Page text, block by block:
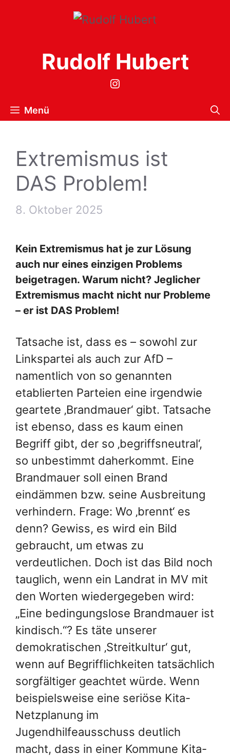
Rudolf Hubert
Instagram
Menü
Extremismus ist
DAS Problem!
8. Oktober 2025
Kein Extremismus hat je zur Lösung
auch nur eines einzigen Problems
beigetragen. Warum nicht? Jeglicher
Extremismus macht nicht nur Probleme
– er ist DAS Problem!
Tatsache ist, dass es – sowohl zur
Linkspartei als auch zur AfD –
namentlich von so genannten
etablierten Parteien eine irgendwie
geartete ‚Brandmauer‘ gibt. Tatsache
ist ebenso, dass es kaum einen
Begriff gibt, der so ‚begriffsneutral‘,
so unbestimmt daherkommt. Eine
Brandmauer soll einen Brand
eindämmen bzw. seine Ausbreitung
verhindern. Frage: Wo ‚brennt‘ es
denn? Gewiss, es wird ein Bild
gebraucht, um etwas zu
verdeutlichen. Doch ist das Bild noch
tauglich, wenn ein Landrat in MV mit
den Worten wiedergegeben wird:
„Eine bedingungslose Brandmauer ist
kindisch.“? Es täte unserer
demokratischen ‚Streitkultur‘ gut,
wenn auf Begrifflichkeiten tatsächlich
sorgfältiger geachtet würde. Wenn
beispielsweise eine seriöse Kita-
Netzplanung im
Jugendhilfeausschuss deutlich
macht, dass in einer Kommune Kita-